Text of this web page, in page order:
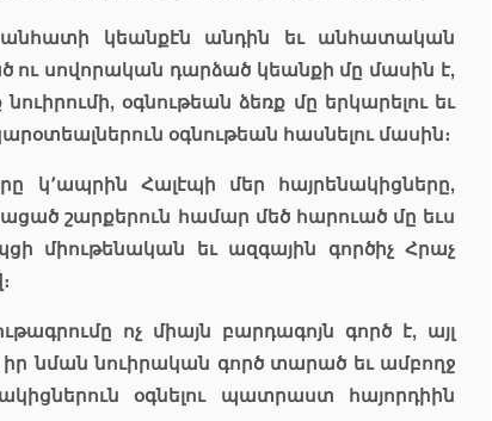
կեանքէն անդին եւ անհատական
ու սովորական դարձած կեանքի մը մասին է,
օգնութեան ձեռք մը երկարելու եւ
օգնութեան հասնելու մասին։
կ՚ապրին Հալէպի մեր հայրենակիցները,
շարքերուն համար մեծ հարուած մը եւս
միութենական եւ ազգային գործիչ Հրաչ
ոչ միայն բարդագոյն գործ է, այլ
իր նման նուիրական գործ տարած եւ ամբողջ
օգնելու պատրաստ հայորդիին